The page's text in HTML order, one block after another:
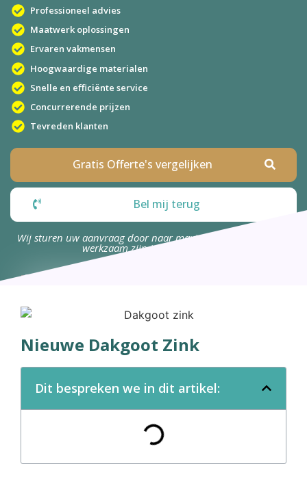
Professioneel advies
Maatwerk oplossingen
Ervaren vakmensen
Hoogwaardige materialen
Snelle en efficiënte service
Concurrerende prijzen
Tevreden klanten
Gratis Offerte's vergelijken
Bel mij terug
Wij sturen uw aanvraag door naar maximaal 4 bedrijven die
werkzaam zijn in uw omgeving.
Nieuwe Dakgoot Zink
Dit bespreken we in dit artikel: